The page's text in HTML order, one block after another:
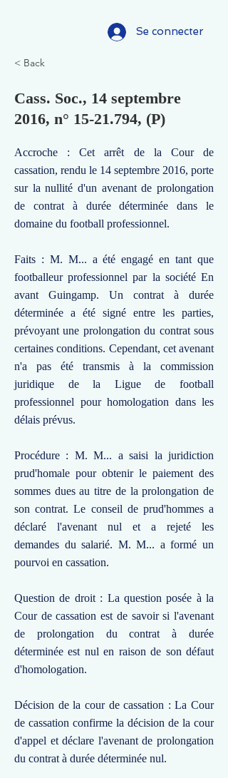
Se connecter
< Back
Cass. Soc., 14 septembre
2016, n° 15-21.794, (P)
Accroche : Cet arrêt de la Cour de
cassation, rendu le 14 septembre 2016, porte
sur la nullité d'un avenant de prolongation
de contrat à durée déterminée dans le
domaine du football professionnel.
Faits : M. M... a été engagé en tant que
footballeur professionnel par la société En
avant Guingamp. Un contrat à durée
déterminée a été signé entre les parties,
prévoyant une prolongation du contrat sous
certaines conditions. Cependant, cet avenant
n'a pas été transmis à la commission
juridique de la Ligue de football
professionnel pour homologation dans les
délais prévus.
Procédure : M. M... a saisi la juridiction
prud'homale pour obtenir le paiement des
sommes dues au titre de la prolongation de
son contrat. Le conseil de prud'hommes a
déclaré l'avenant nul et a rejeté les
demandes du salarié. M. M... a formé un
pourvoi en cassation.
Question de droit : La question posée à la
Cour de cassation est de savoir si l'avenant
de prolongation du contrat à durée
déterminée est nul en raison de son défaut
d'homologation.
Décision de la cour de cassation : La Cour
de cassation confirme la décision de la cour
d'appel et déclare l'avenant de prolongation
du contrat à durée déterminée nul.